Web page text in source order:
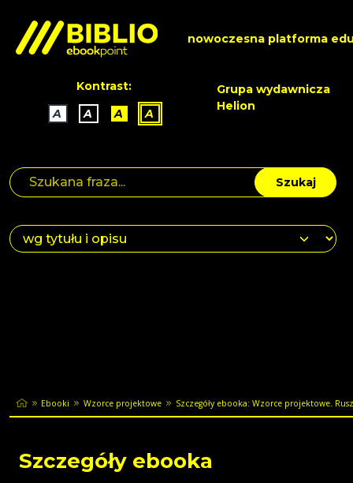
nowoczesna platforma
Kontrast:
A
A A A
Grupa wydawnicza
Helion
Szukaj
Ebooki Wzorce projektowe Szczegóły ebooka: Wzorce projektowe.
Szczegóły ebooka